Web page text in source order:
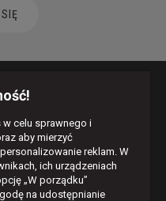
celu sprawnego i
aby mierzyć
reklam. W
ich urządzeniach
„W porządku”
na udostępnianie